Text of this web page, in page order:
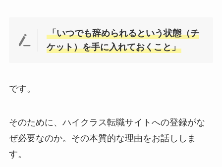
「いつでも辞められるという状態（チ
ケット）を手に入れておくこと」
です。
そのために、ハイクラス転職サイトへの登録がな
ぜ必要なのか。その本質的な理由をお話ししま
す。